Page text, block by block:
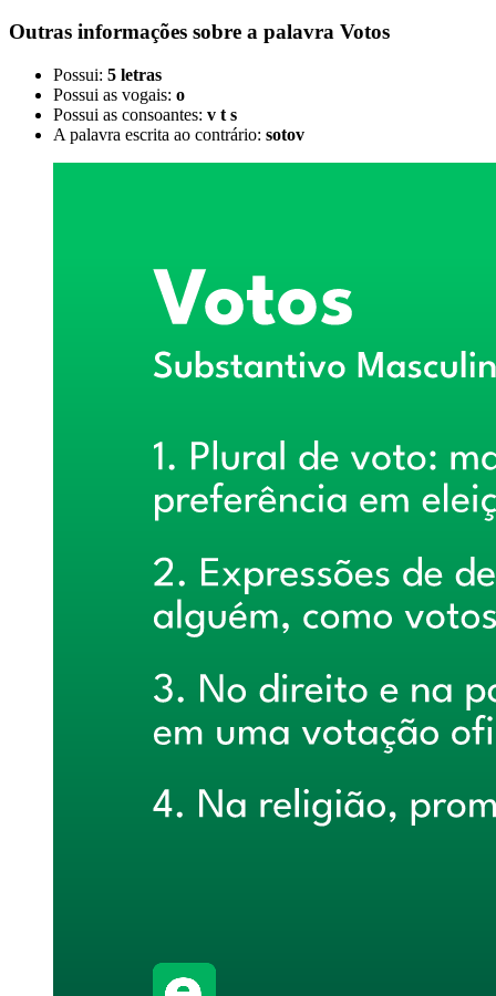
Outras informações sobre a palavra Votos
Possui: 5 letras
Possui as vogais: o
Possui as consoantes: v t s
A palavra escrita ao contrário: sotov